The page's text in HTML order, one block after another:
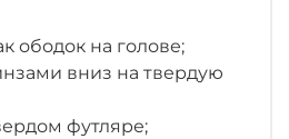
ободок на голове;
вниз на твердую
футляре;